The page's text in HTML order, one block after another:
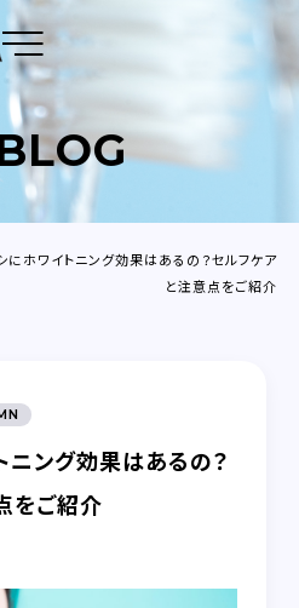
FLOSS
BRUSH
＆BLOG
にホワイトニング効果はあるの？セルフケア
と注意点をご紹介
ニング効果はあるの？
をご紹介